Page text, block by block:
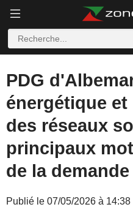
PDG
énergétique
des réseaux
principaux
de la
Publié le 07/05/2026 à 14:38